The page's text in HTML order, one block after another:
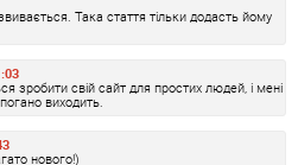
Така стаття тільки додасть йому
зробити свій сайт для простих людей, і мені
виходить.
нового!)